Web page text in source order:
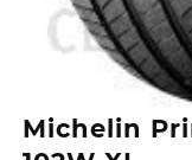
Michelin